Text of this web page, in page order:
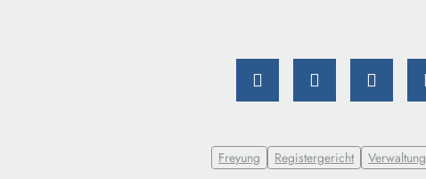
Freyung Registergericht